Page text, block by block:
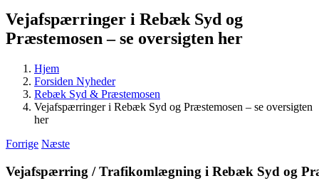
Vejafspærringer i Rebæk Syd og
Præstemosen – se oversigten her
Hjem
Forsiden Nyheder
Rebæk Syd & Præstemosen
Vejafspærringer i Rebæk Syd og Præstemosen – se oversigten
her
Forrige Næste
Vejafspærring / Trafikomlægning i Rebæk Syd og